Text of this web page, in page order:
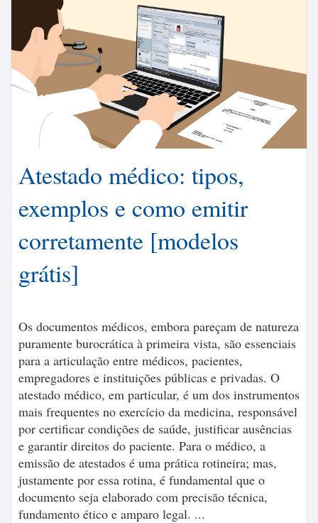
Atestado médico: tipos,
exemplos e como emitir
corretamente [modelos
grátis]
Os documentos médicos, embora pareçam de natureza
puramente burocrática à primeira vista, são essenciais
para a articulação entre médicos, pacientes,
empregadores e instituições públicas e privadas. O
atestado médico, em particular, é um dos instrumentos
mais frequentes no exercício da medicina, responsável
por certificar condições de saúde, justificar ausências
e garantir direitos do paciente. Para o médico, a
emissão de atestados é uma prática rotineira; mas,
justamente por essa rotina, é fundamental que o
documento seja elaborado com precisão técnica,
fundamento ético e amparo legal. ...